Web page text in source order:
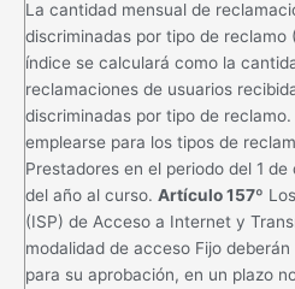
La cantidad mensual de
discriminadas por tipo de reclamo
índice se calculará como la
reclamaciones de usuarios
discriminadas por tipo de
emplearse para los tipos de
Prestadores en el periodo del 1
del año al curso. Artículo 157º
(ISP) de Acceso a Internet y
modalidad de acceso Fijo deberán
para su aprobación, en un plazo